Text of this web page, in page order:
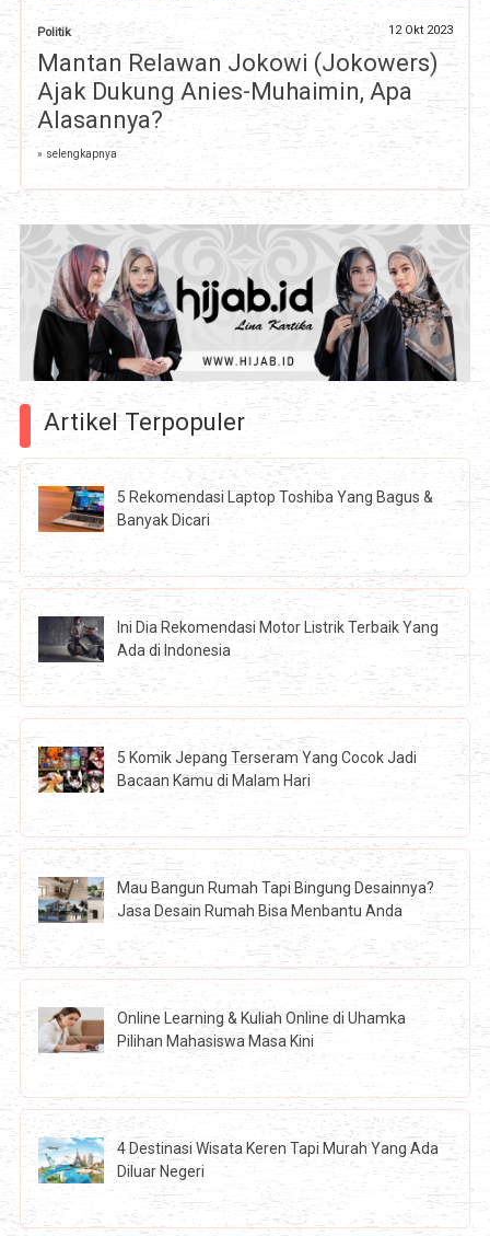
Politik 12 Okt 2023
Mantan Relawan Jokowi (Jokowers)
Ajak Dukung Anies-Muhaimin, Apa
Alasannya?
» selengkapnya
Artikel Terpopuler
5 Rekomendasi Laptop Toshiba Yang Bagus &
Banyak Dicari
Ini Dia Rekomendasi Motor Listrik Terbaik Yang
Ada di Indonesia
5 Komik Jepang Terseram Yang Cocok Jadi
Bacaan Kamu di Malam Hari
Mau Bangun Rumah Tapi Bingung Desainnya?
Jasa Desain Rumah Bisa Menbantu Anda
Online Learning & Kuliah Online di Uhamka
Pilihan Mahasiswa Masa Kini
4 Destinasi Wisata Keren Tapi Murah Yang Ada
Diluar Negeri